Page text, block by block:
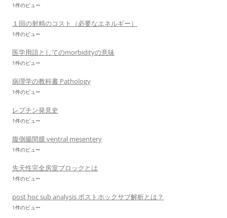
1件のビュー
１回の射精のコスト（必要なエネルギー）
1件のビュー
医学用語としてのmorbidityの意味
1件のビュー
病理学の教科書 Pathology
1件のビュー
レプチン発見史
1件のビュー
腹側腸間膜 ventral mesentery
1件のビュー
先天性完全房室ブロックとは
1件のビュー
post hoc sub analysis ポストホックサブ解析とは？
1件のビュー